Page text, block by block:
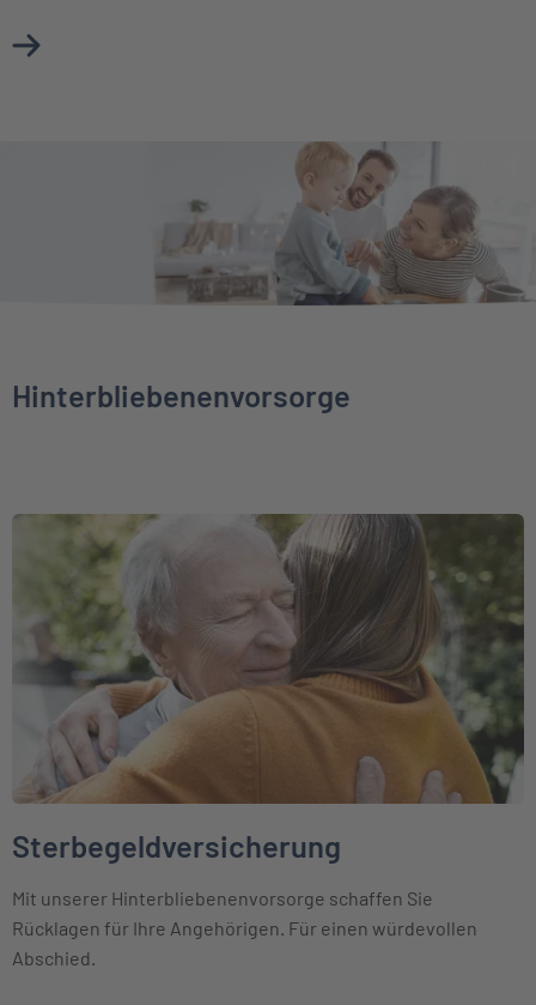
Mehr über Unfallversicherung erfahren
Hinterbliebenenvorsorge
Weiter zu Sterbegeldversicherung
Sterbegeldversicherung
Mit unserer Hinterbliebenenvorsorge schaffen Sie
Rücklagen für Ihre Angehörigen. Für einen würdevollen
Abschied.